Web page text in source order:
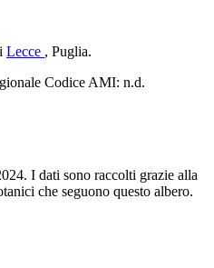
Lecce , Puglia.
Codice AMI: n.d.
I dati sono raccolti grazie alla
che seguono questo albero.